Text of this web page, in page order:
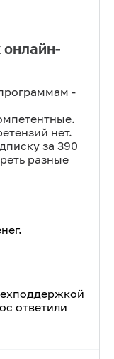
онлайн-
-
нет.
за 390
разные
ответили